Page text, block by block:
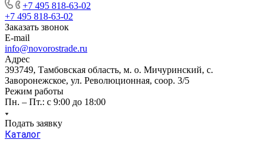
+7 495 818-63-02
+7 495 818-63-02
Заказать звонок
E-mail
info@novorostrade.ru
Адрес
393749, Тамбовская область, м. о. Мичуринский, с.
Заворонежское, ул. Революционная, соор. 3/5
Режим работы
Пн. – Пт.: с 9:00 до 18:00
Подать заявку
Каталог